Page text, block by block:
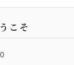
こそ